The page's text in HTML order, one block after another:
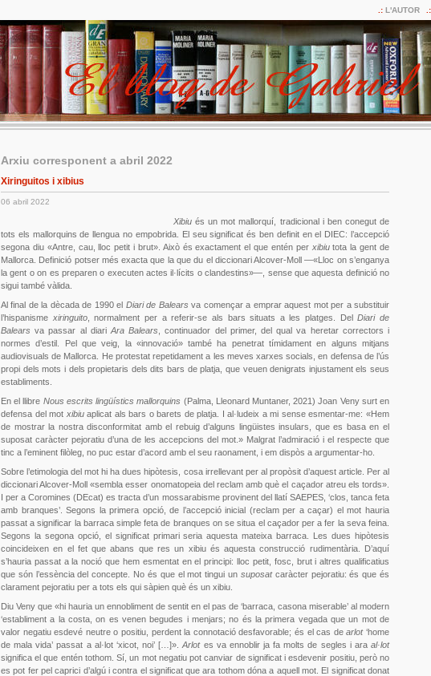
L'AUTOR
Arxiu corresponent a abril 2022
Xiringuitos i xibius
06 abril 2022
Xibiu és un mot mallorquí, tradicional i ben conegut de
tots els mallorquins de llengua no empobrida. El seu significat és ben definit en el DIEC: l’accepció
segona diu «Antre, cau, lloc petit i brut». Això és exactament el que entén per xibiutota la gent de
Mallorca. Definició potser més exacta que la que du el diccionari Alcover-Moll —«Lloc on s’enganya
la gent o on es preparen o executen actes il·lícits o clandestins»—, sense que aquesta definició no
sigui també vàlida.
Al final de la dècada de 1990 el Diari de Balears va començar a emprar aquest mot per a substituir
l’hispanisme xiringuito, normalment per a referir-se als bars situats a les platges. DelDiari de
Balears va passar al diari Ara Balears
, continuador del primer, del qual va heretar correctors i
normes d’estil. Pel que veig, la «innovació» també ha penetrat tímidament en alguns mitjans
audiovisuals de Mallorca. He protestat repetidament a les meves xarxes socials, en defensa de l’ús
propi dels mots i dels propietaris dels dits bars de platja, que veuen denigrats injustament els seus
establiments.
En el llibre Nous escrits lingüístics mallorquins (Palma, Lleonard Muntaner, 2021) Joan Veny surt en
defensa del mot xibiuaplicat als bars o barets de platja. I al·ludeix a mi sense esmentar-me: «Hem
de mostrar la nostra disconformitat amb el rebuig d’alguns lingüistes insulars, que es basa en el
suposat caràcter pejoratiu d’una de les accepcions del mot.» Malgrat l’admiració i el respecte que
tinc a l’eminent filòleg, no puc estar d’acord amb el seu raonament, i em dispòs a argumentar-ho.
Sobre l’etimologia del mot hi ha dues hipòtesis, cosa irrellevant per al propòsit d’aquest article. Per al
diccionari Alcover-Moll «sembla esser onomatopeia del reclam amb què el caçador atreu els tords».
I per a Coromines (DEcat) es tracta d’un mossarabisme provinent del llatí SAEPES, ‘clos, tanca feta
amb branques’. Segons la primera opció, de l’accepció inicial (reclam per a caçar) el mot hauria
passat a significar la barraca simple feta de branques on se situa el caçador per a fer la seva feina.
Segons la segona opció, el significat primari seria aquesta mateixa barraca. Les dues hipòtesis
coincideixen en el fet que abans que res un xibiu és aquesta construcció rudimentària. D’aquí
s’hauria passat a la noció que hem esmentat en el principi: lloc petit, fosc, brut i altres qualificatius
que són l’essència del concepte. No és que el mot tingui un suposatcaràcter pejoratiu: és que és
clarament pejoratiu per a tots els qui sàpien què és un xibiu.
Diu Veny que «hi hauria un ennobliment de sentit en el pas de ‘barraca, casona miserable’ al modern
‘establiment a la costa, on es venen begudes i menjars; no és la primera vegada que un mot de
valor negatiu esdevé neutre o positiu, perdent la connotació desfavorable; és el cas dearlot‘home
de mala vida’ passat a al·lot ‘xicot, noi’ […]».Arlotes va ennoblir ja fa molts de segles i araal·lot
significa el que entén tothom. Sí, un mot negatiu pot canviar de significat i esdevenir positiu, però no
es pot fer pel caprici d’algú i contra el significat que ara tothom dóna a aquell mot. El significat donat